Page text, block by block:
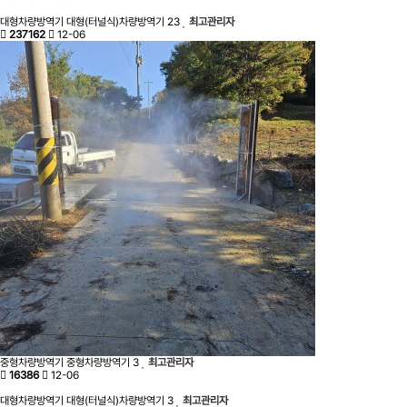
대형차량방역기 대형(터널식)차량방역기 23
최고관리자
237162
12-06
중형차량방역기 중형차량방역기 3
최고관리자
16386
12-06
대형차량방역기 대형(터널식)차량방역기 3 최고관리자